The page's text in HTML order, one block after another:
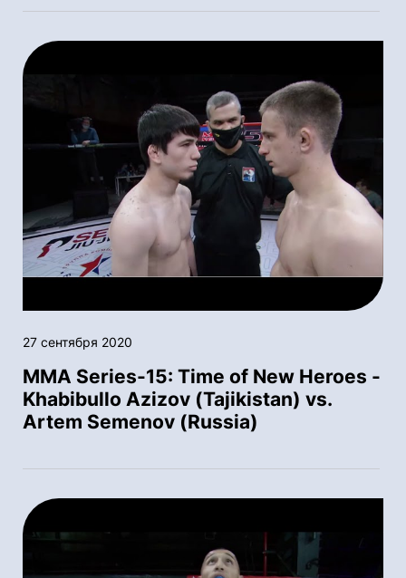
27 сентября 2020
MMA Series-15: Time of New Heroes -
Khabibullo Azizov (Tajikistan) vs.
Artem Semenov (Russia)